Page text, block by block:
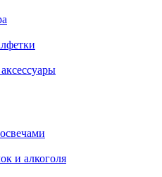
и алкоголя